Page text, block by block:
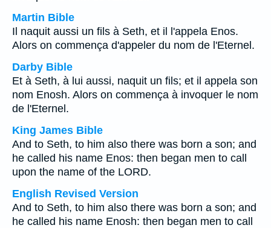
Martin Bible
Il naquit aussi un fils à Seth, et il l'appela Enos.
Alors on commença d'appeler du nom de l'Eternel.
Darby Bible
Et à Seth, à lui aussi, naquit un fils; et il appela son
nom Enosh. Alors on commença à invoquer le nom
de l'Eternel.
King James Bible
And to Seth, to him also there was born a son; and
he called his name Enos: then began men to call
upon the name of the LORD.
English Revised Version
And to Seth, to him also there was born a son; and
he called his name Enosh: then began men to call